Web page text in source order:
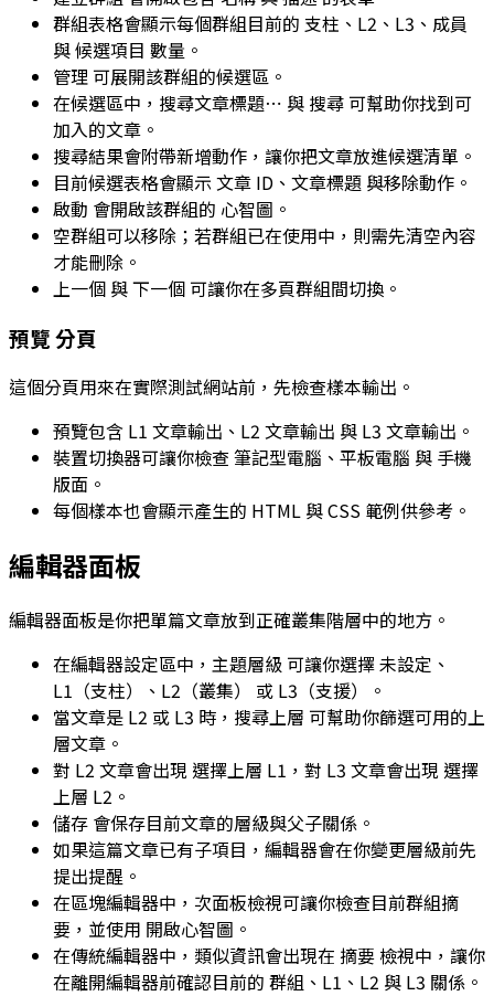
群組表格會顯示每個群組目前的 支柱 、 L2 、 L3 、 成員
與候選項目 數量。
管理 可展開該群組的候選區。
在候選區中， 搜尋文章標題⋯ 與 搜尋 可幫助你找到可
加入的文章。
搜尋結果會附帶新增動作，讓你把文章放進候選清單。
目前候選表格會顯示 文章 ID 、 文章標題 與移除動作。
啟動 會開啟該群組的 心智圖 。
空群組可以移除；若群組已在使用中，則需先清空內容
才能刪除。
上一個 與下一個 可讓你在多頁群組間切換。
預覽分頁
這個分頁用來在實際測試網站前，先檢查樣本輸出。
預覽包含 L1 文章輸出 、 L2 文章輸出 與 L3 文章輸出 。
裝置切換器可讓你檢查筆記型電腦 、 平板電腦 與 手機
版面。
每個樣本也會顯示產生的 HTML 與 CSS 範例供參考。
編輯器面板
編輯器面板是你把單篇文章放到正確叢集階層中的地方。
在編輯器設定區中， 主題層級 可讓你選擇未設定 、
L1（支柱）
、 L2（叢集） 或 L3（支援）
。
當文章是 L2 或 L3 時， 搜尋上層 可幫助你篩選可用的上
層文章。
對 L2 文章會出現 選擇上層 L1 ，對 L3 文章會出現 選擇
上層 L2 。
儲存 會保存目前文章的層級與父子關係。
如果這篇文章已有子項目，編輯器會在你變更層級前先
提出提醒。
在區塊編輯器中，次面板檢視可讓你檢查目前群組摘
要，並使用 開啟心智圖 。
在傳統編輯器中，類似資訊會出現在 摘要檢視中，讓你
在離開編輯器前確認目前的 群組 、 L1 、 L2 與 L3 關係。